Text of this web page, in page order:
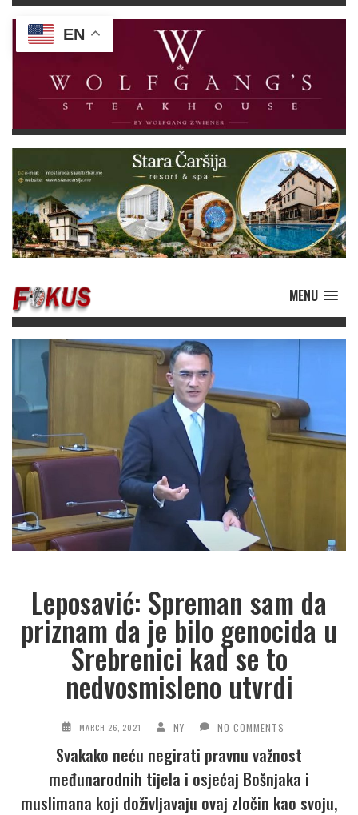
MENU
Leposavić: Spreman sam da
priznam da je bilo genocida u
Srebrenici kad se to
nedvosmisleno utvrdi
MARCH 26, 2021 NY NO COMMENTS
Svakako neću negirati pravnu važnost
međunarodnih tijela i osjećaj Bošnjaka i
muslimana koji doživljavaju ovaj zločin kao svoju,
EN